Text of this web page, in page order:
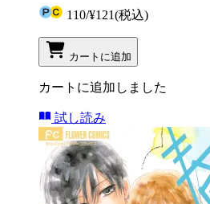
110/¥121(税込)
カートに追加
カートに追加しました
試し読み